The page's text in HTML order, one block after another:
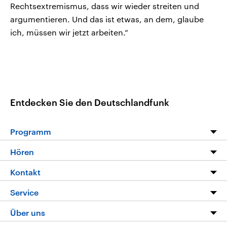
Rechtsextremismus, dass wir wieder streiten und
argumentieren. Und das ist etwas, an dem, glaube
ich, müssen wir jetzt arbeiten.“
Entdecken Sie den Deutschlandfunk
Programm
Programm
Die Nachrichten
Nachrichtenleicht
Neue Beiträge auf dlf.de
Hören
Livestream
Podcasts
Deutschlandfunk App
Kontakt
Hörerservice
Service
FAQ
Über uns